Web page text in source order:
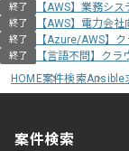
終了 【AWS】業務シ
終了 【AWS】電力会
終了 【Azure/AWS】
終了
【言語不問】クラ
HOME案件検索Ansible
案件検索